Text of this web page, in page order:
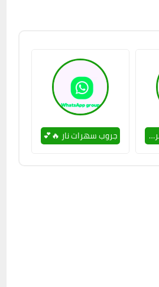
جروب دردشة وسهر كل يوم 🥵👌 جروب سهرات نار 🔥💕